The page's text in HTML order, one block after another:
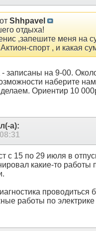
Shhpavel
отдыха!
,запешите меня на
спорт , и какая
записаны на 9-00.
наберите
Ориентир 10
а):
08:31
с 15 по 29 июля в
какие-то работы
проводиться
работы по электрике